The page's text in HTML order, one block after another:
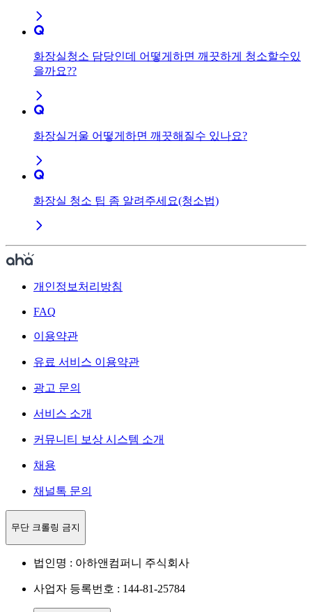
화장실청소 담당인데 어떻게하면 깨끗하게 청소할수있
을까요??
화장실거울 어떻게하면 깨끗해질수 있나요?
화장실 청소 팁 좀 알려주세요(청소법)
개인정보처리방침
FAQ
이용약관
유료 서비스 이용약관
광고 문의
서비스 소개
커뮤니티 보상 시스템 소개
채용
채널톡 문의
무단 크롤링 금지
법인명 : 아하앤컴퍼니 주식회사
사업자 등록번호 : 144-81-25784